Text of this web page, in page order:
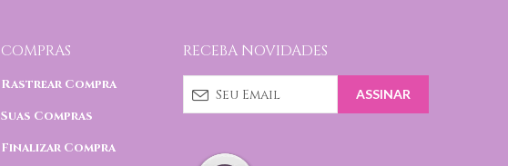
COMPRAS
Rastrear Compra
Suas Compras
Finalizar Compra
RECEBA NOVIDADES